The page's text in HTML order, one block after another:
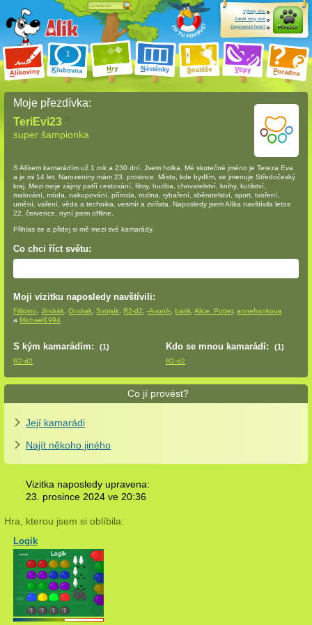
Alíkoviny Klubovna Hry Nástěnky Soutěže Vtipy Poradna
Výhody účtu
Založit nový účet
Zapomenuté heslo?
Přihlásit
Moje přezdívka:
TeriEvi23
super šampionka
S Alíkem kamarádímuž 1 rok a 230 dní . Jsem holka. Mé skutečné jméno je Tereza Eva
a je mi 14 let. Narozeniny mám 23. prosince. Místo, kde bydlím, se jmenuje Středočeský
kraj. Mezi moje zájmy patří cestování, filmy, hudba, chovatelství, knihy, kutilství,
malování, móda, nakupování, příroda, rodina, rybaření, sběratelství, sport, tvoření,
umění, vaření, věda a technika, vesmír a zvířata. Naposledy jsem Alíka navštívila letos
22. července, nyní jsem offline.
Přihlas se a přidej si mě mezi své kamarády.
Co chci říct světu:
Moji vizitku naposledy navštívili:
Fillipino ,Jindrák ,Ondrak ,Svojsík R2-d2 ,-Avonil- ,bank ,Alice_Potter,annefrankova
a Michael1994
S kým kamarádím:(1)
R2-d2
Kdo se mnou kamarádí: (1)
R2-d2
Co jí provést?
Její kamarádi
Najít někoho jiného
Vizitka naposledy upravena:
23. prosince 2024 ve 20:36
Hra, kterou jsem si oblíbila:
Logik